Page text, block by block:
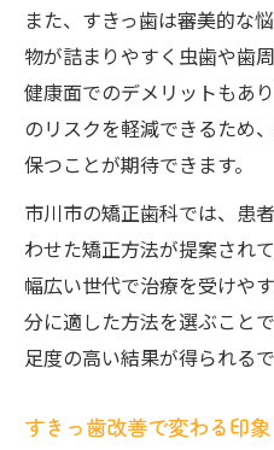
また、すきっ歯は審美的な
物が詰まりやすく虫歯や歯
健康面でのデメリットもあ
のリスクを軽減できるため
保つことが期待できます。
市川市の矯正歯科では、患
わせた矯正方法が提案され
幅広い世代で治療を受けや
分に適した方法を選ぶこと
足度の高い結果が得られるで
すきっ歯改善で変わる印